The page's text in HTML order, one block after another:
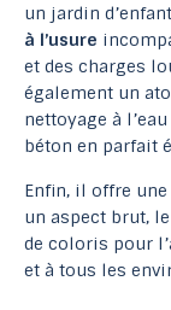
un jardin
à l’usure
et des charges
également un
nettoyage à
béton en parfait
Enfin, il offre une
un aspect brut,
de coloris pour
et à tous les